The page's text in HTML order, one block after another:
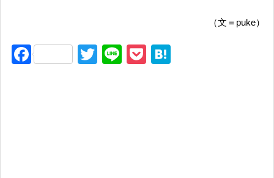
（文＝puke）
F
T
Li
P